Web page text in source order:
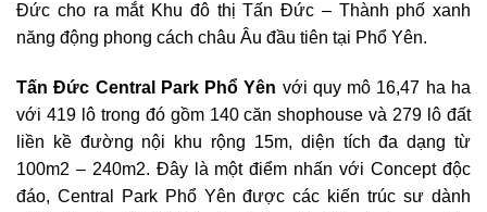
Đức cho ra mắt Khu đô thị Tấn Đức – Thành phố xanh
năng động phong cách châu Âu đầu tiên tại Phổ Yên.
Tấn Đức Central Park Phổ Yên với quy mô 16,47 ha ha
với 419 lô trong đó gồm 140 căn shophouse và 279 lô đất
liền kề đường nội khu rộng 15m, diện tích đa dạng từ
100m2 – 240m2. Đây là một điểm nhấn với Concept độc
đáo, Central Park Phổ Yên được các kiến trúc sư dành